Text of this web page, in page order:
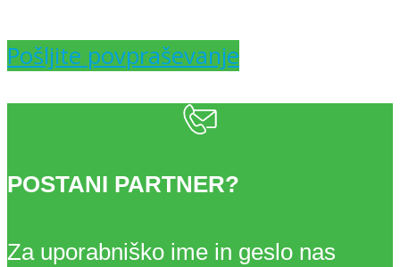
7,69 €.
Pošljite povpraševanje
POSTANI PARTNER?
Za uporabniško ime in geslo nas